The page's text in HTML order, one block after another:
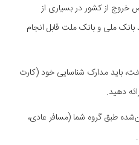
خروج از کشور در بسیاری از
بانک ملی و بانک ملت قابل انجام
باید مدارک شناسایی خود (کارت
دهید.
طبق گروه شما (مسافر عادی،